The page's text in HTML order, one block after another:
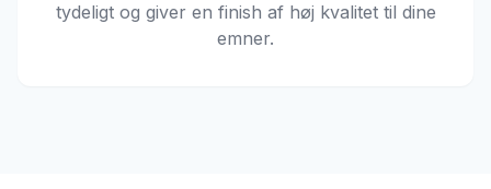
tydeligt og giver en finish af høj kvalitet til dine
emner.